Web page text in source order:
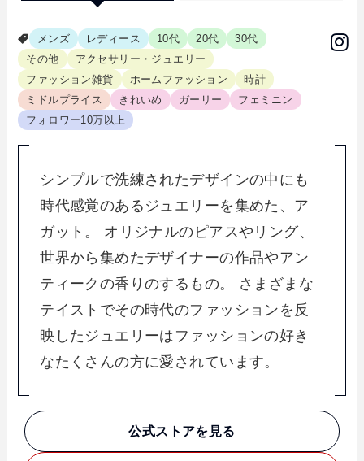
メンズ レディース 10代 20代
30代
その他
アクセサリー・ジュエリー
ファッション雑貨
ホームファッション
時計
ミドルプライス
きれいめ ガーリー
フェミニン
フォロワー10万以上
シンプルで洗練されたデザインの中にも
時代感覚のあるジュエリーを集めた、ア
ガット。 オリジナルのピアスやリング、
世界から集めたデザイナーの作品やアン
ティークの香りのするもの。 さまざまな
テイストでその時代のファッションを反
映したジュエリーはファッションの好き
なたくさんの方に愛されています。
公式ストアを見る